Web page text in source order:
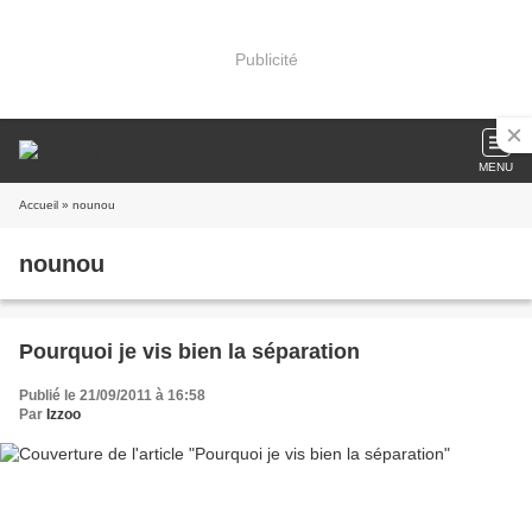
Publicité
MENU
Accueil » nounou
nounou
Pourquoi je vis bien la séparation
Publié le 21/09/2011 à 16:58
Par Izzoo